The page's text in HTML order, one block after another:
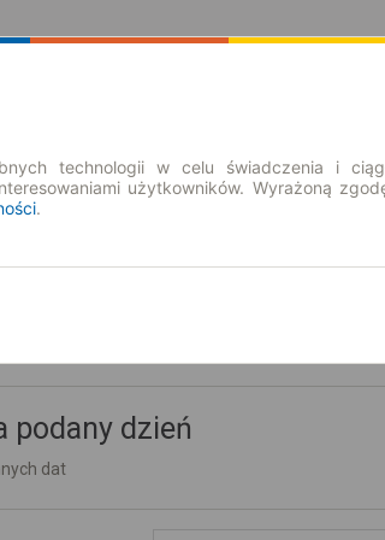
podany dzień
dat
technologii w celu świadczenia i
użytkowników. Wyrażoną
.